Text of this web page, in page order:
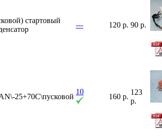
стартовый
--- 120 р. 90 р.
25+70C\пусковой
10
160 р.
123
р.